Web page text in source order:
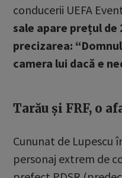
conducerii UEFA
sale apare prețul de
precizarea:
camera lui dacă e
Tarău și FRF, o
Cununat de Lupescu
personaj extrem de